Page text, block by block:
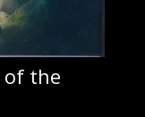
of the